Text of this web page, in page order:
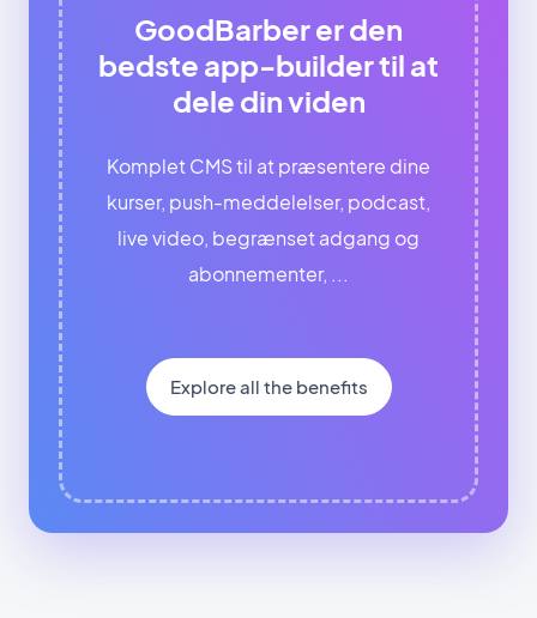
GoodBarber er den
bedste app-builder til at
dele din viden
Komplet CMS til at præsentere dine
kurser, push-meddelelser, podcast,
live video, begrænset adgang og
abonnementer, ...
Explore all the benefits